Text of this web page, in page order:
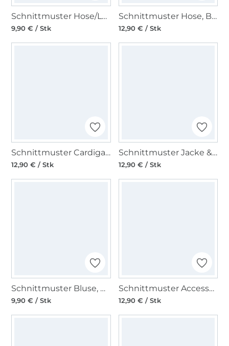
Schnittmuster Hose/Leggings Kids, Burda 9196
9,90 € / Stk
Schnittmuster Hose, Burda 5672
12,90 € / Stk
Schnittmuster Cardigan/Jacke, Burda 5667
12,90 € / Stk
Schnittmuster Jacke & Mantel, Burda 5647
12,90 € / Stk
Schnittmuster Bluse, Burda 5646
9,90 € / Stk
Schnittmuster Accessoires, Burda 5634
12,90 € / Stk